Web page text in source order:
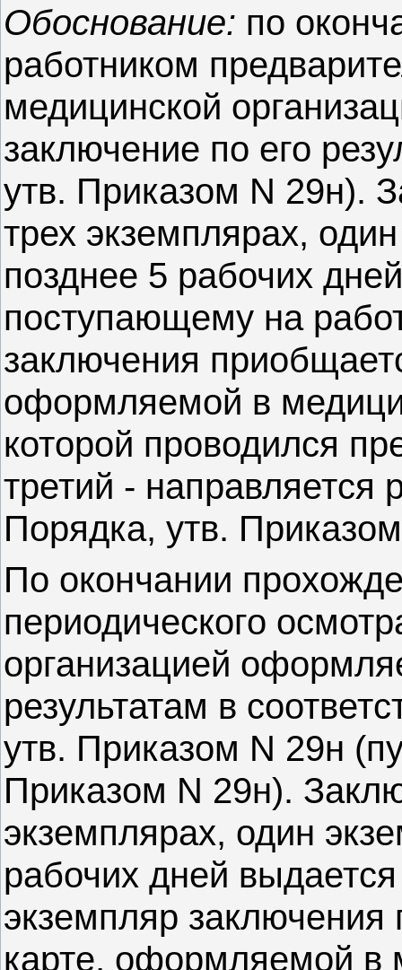
Обоснование: по
работником
медицинской
заключение по его
утв. Приказом N 29н).
трех экземплярах,
позднее 5 рабочих
поступающему на
заключения
оформляемой в
которой проводился
третий - направляется
Порядка, утв.
По окончании
периодического
организацией
результатам в
утв. Приказом N 29н
Приказом N 29н).
экземплярах, один
рабочих дней
экземпляр
карте, оформляемой в